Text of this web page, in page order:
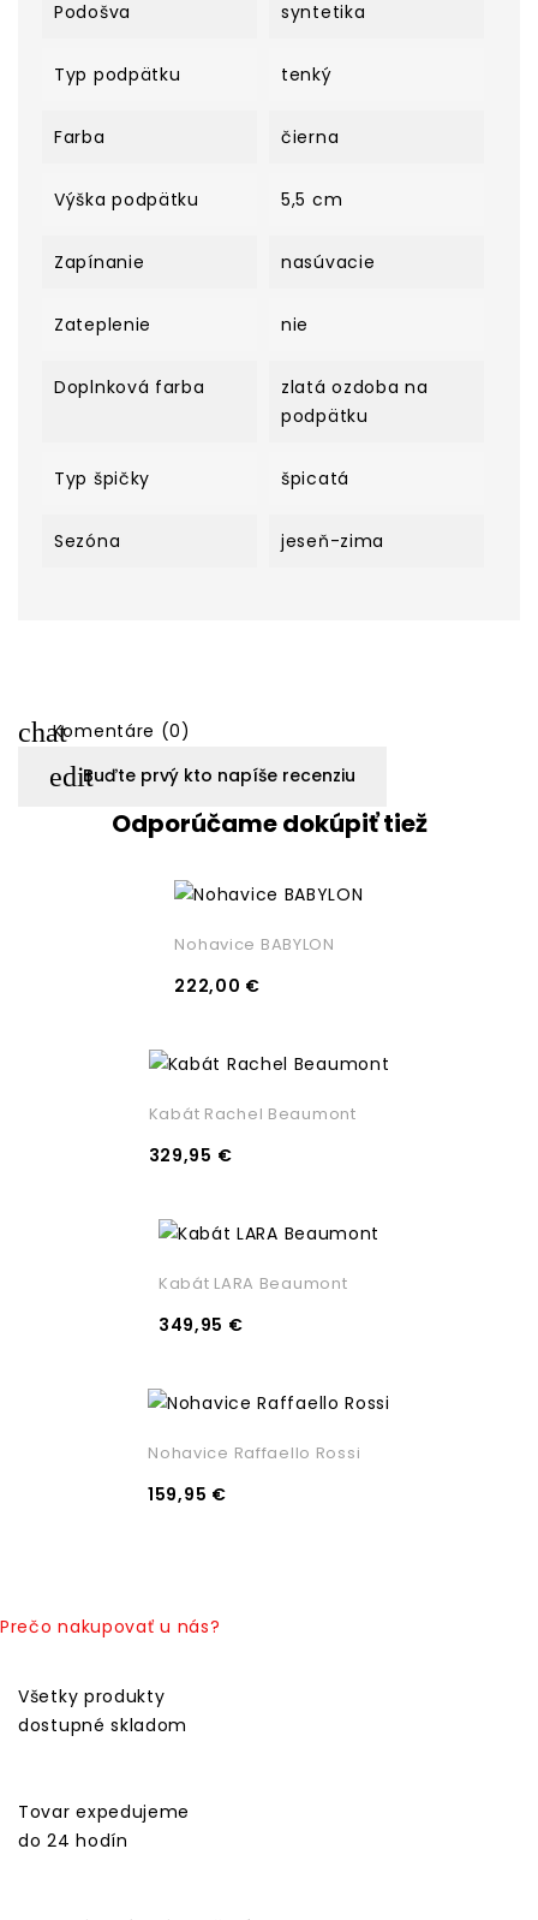
Podošva syntetika
Typ podpätku tenký
Farba čierna
Výška podpätku 5,5 cm
Zapínanie nasúvacie
Zateplenie nie
Doplnková farba
zlatá ozdoba na
podpätku
Typ špičky špicatá
Sezóna jeseň-zima
chatKomentáre (0)
editBuďte prvý kto napíše recenziu
Odporúčame dokúpiť tiež
Nohavice BABYLON
222,00 €
Kabát Rachel Beaumont
329,95 €
Kabát LARA Beaumont
349,95 €
Nohavice Raffaello Rossi
159,95 €
Prečo nakupovať u nás?
Všetky produkty
dostupné skladom
Tovar expedujeme
do 24 hodín